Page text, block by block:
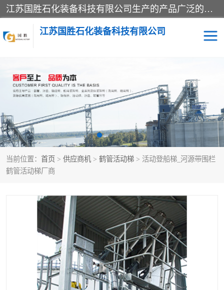
江苏国胜石化装备科技有限公司生产的产品广泛的应用于石油、石化等行业中，产品种类齐全，其中包括装卸鹤管、汽车鹤管、火车鹤管、装车鹤管、卸车鹤管、上装鹤管、下装鹤管、lng鹤管、发油鹤管、液氨鹤管、液化气鹤管等，我们生产的产品质量上乘，价格实惠，服务好，买鹤管就到国胜石化装备！
江苏国胜石化装备科技有限公司
当前位置： 首页 > 供应商机 > 鹤管活动梯 > 活动登船梯_河源带围栏
鹤管活动梯厂商
输油臂 鹤管活动梯